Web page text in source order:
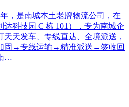
，是南城本土老牌物流公司，在
科技园 C 栋 101），专为南城企
天发车、专线直达、全境派送，
固→专线运输→精准派送→签收回
…